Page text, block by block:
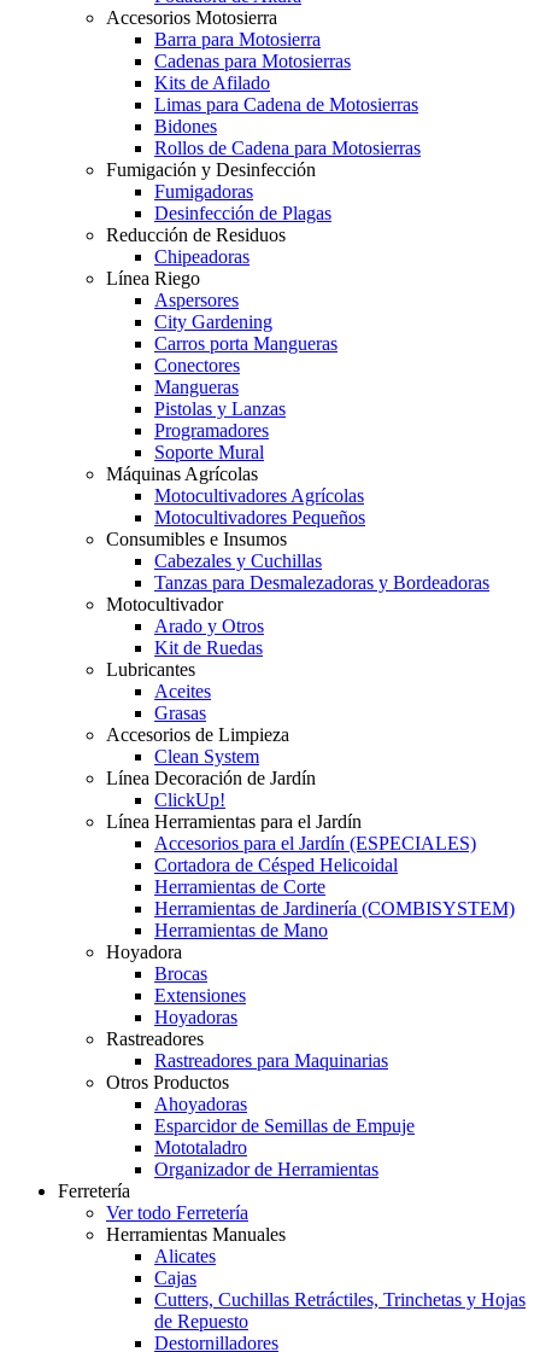
Accesorios Motosierra
Barra para Motosierra
Cadenas para Motosierras
Kits de Afilado
Limas para Cadena de Motosierras
Bidones
Rollos de Cadena para Motosierras
Fumigación y Desinfección
Fumigadoras
Desinfección de Plagas
Reducción de Residuos
Chipeadoras
Línea Riego
Aspersores
City Gardening
Carros porta Mangueras
Conectores
Mangueras
Pistolas y Lanzas
Programadores
Soporte Mural
Máquinas Agrícolas
Motocultivadores Agrícolas
Motocultivadores Pequeños
Consumibles e Insumos
Cabezales y Cuchillas
Tanzas para Desmalezadoras y Bordeadoras
Motocultivador
Arado y Otros
Kit de Ruedas
Lubricantes
Aceites
Grasas
Accesorios de Limpieza
Clean System
Línea Decoración de Jardín
ClickUp!
Línea Herramientas para el Jardín
Accesorios para el Jardín (ESPECIALES)
Cortadora de Césped Helicoidal
Herramientas de Corte
Herramientas de Jardinería (COMBISYSTEM)
Herramientas de Mano
Hoyadora
Brocas
Extensiones
Hoyadoras
Rastreadores
Rastreadores para Maquinarias
Otros Productos
Ahoyadoras
Esparcidor de Semillas de Empuje
Mototaladro
Organizador de Herramientas
Ferretería
Ver todo Ferretería
Herramientas Manuales
Alicates
Cajas
Cutters, Cuchillas Retráctiles, Trinchetas y Hojas
de Repuesto
Destornilladores